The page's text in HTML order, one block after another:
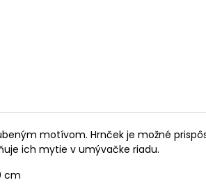
motívom. Hrnček je možné
ich mytie v umývačke riadu.
cm